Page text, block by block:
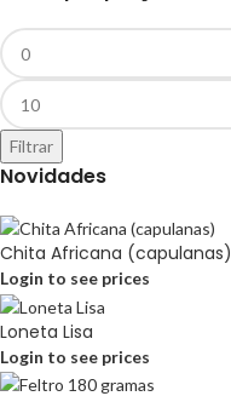
Filtrar
Novidades
Chita Africana (capulanas)
Login to see prices
Loneta Lisa
Login to see prices